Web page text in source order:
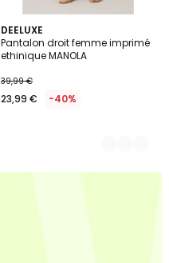
DEELUXE
Pantalon droit femme imprimé
ethinique MANOLA
39,99 €
23,99 € -40%
2
Couleurs